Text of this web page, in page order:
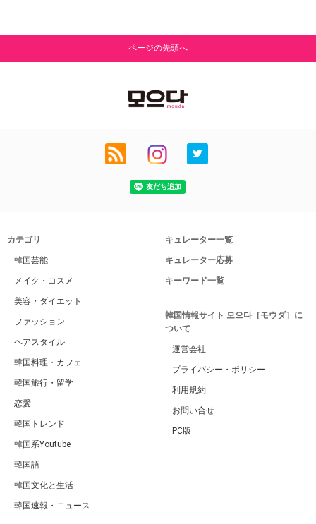
ページの先頭へ
カテゴリ
韓国芸能
メイク・コスメ
美容・ダイエット
ファッション
ヘアスタイル
韓国料理・カフェ
韓国旅行・留学
恋愛
韓国トレンド
韓国系Youtube
韓国語
韓国文化と生活
韓国速報・ニュース
キュレーター一覧
キュレーター応募
キーワード一覧
韓国情報サイト 모으다［モウダ］に
ついて
運営会社
プライバシー・ポリシー
利用規約
お問い合せ
PC版